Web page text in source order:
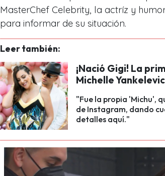
MasterChef Celebrity, la actríz y
para informar de su situación.
Leer también:
¡Nació Gigi! La
Michelle
"Fue la propia 'Michu',
de Instagram, dando
detalles aquí."